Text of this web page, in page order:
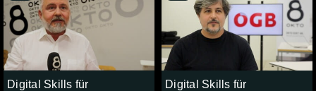
Digital Skills für
Digital Skills für